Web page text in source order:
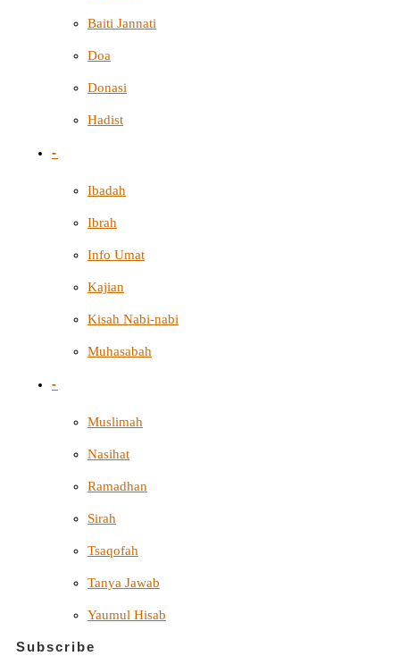
Baiti Jannati
Doa
Donasi
Hadist
-
Ibadah
Ibrah
Info Umat
Kajian
Kisah Nabi-nabi
Muhasabah
-
Muslimah
Nasihat
Ramadhan
Sirah
Tsaqofah
Tanya Jawab
Yaumul Hisab
Subscribe